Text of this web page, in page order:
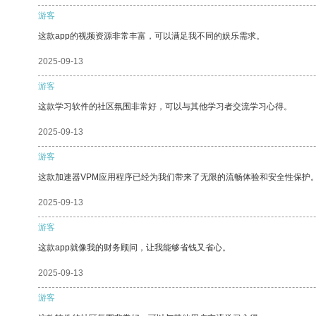
游客
这款app的视频资源非常丰富，可以满足我不同的娱乐需求。
2025-09-13
游客
这款学习软件的社区氛围非常好，可以与其他学习者交流学习心得。
2025-09-13
游客
这款加速器VPM应用程序已经为我们带来了无限的流畅体验和安全性保护
2025-09-13
游客
这款app就像我的财务顾问，让我能够省钱又省心。
2025-09-13
游客